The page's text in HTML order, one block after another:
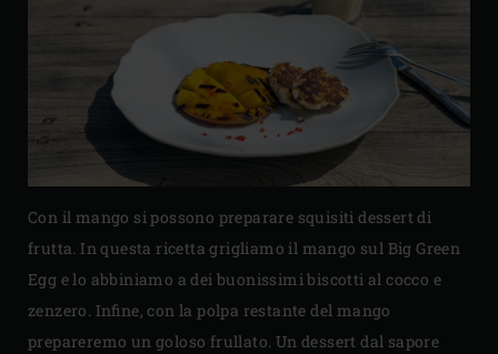
Con il mango si possono preparare squisiti dessert di
frutta. In questa ricetta grigliamo il mango sul Big Green
Egg e lo abbiniamo a dei buonissimi biscotti al cocco e
zenzero. Infine, con la polpa restante del mango
prepareremo un goloso frullato. Un dessert dal sapore